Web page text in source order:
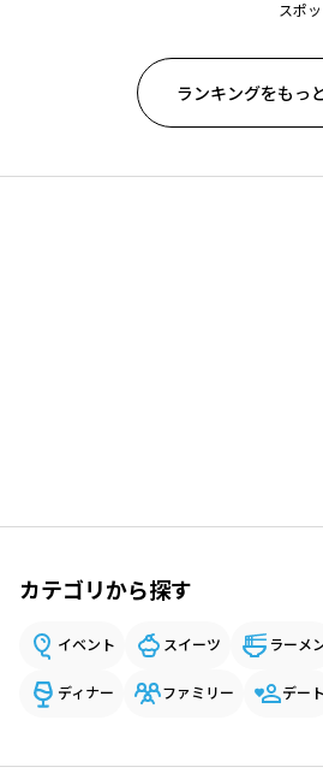
スポ
ランキングをもっ
カテゴリから探す
イベント スイーツ ラーメ
ディナー ファミリー デート